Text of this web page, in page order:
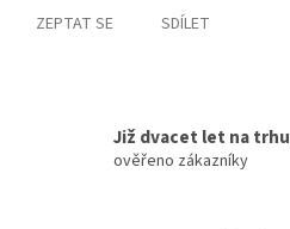
ZEPTAT SE SDÍLET
Již dvacet let na trhu
ověřeno zákazníky